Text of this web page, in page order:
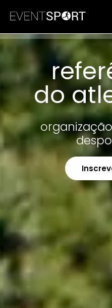
to
content
do